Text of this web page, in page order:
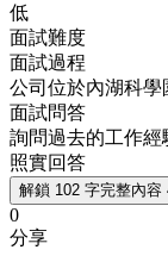
低
面試難度
面試過程
公司位於內湖科學
面試問答
詢問過去的工作經
照實回答
解鎖 102 字完整內容
0
分享